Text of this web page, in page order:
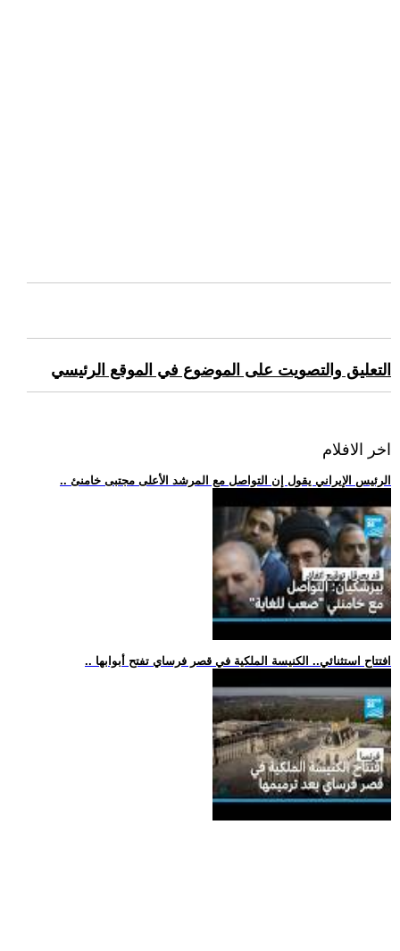
التعليق والتصويت على الموضوع في الموقع الرئيسي
اخر الافلام
.. الرئيس الإيراني يقول إن التواصل مع المرشد الأعلى مجتبى خامنئ
.. افتتاح استثنائي.. الكنيسة الملكية في قصر فرساي تفتح أبوابها